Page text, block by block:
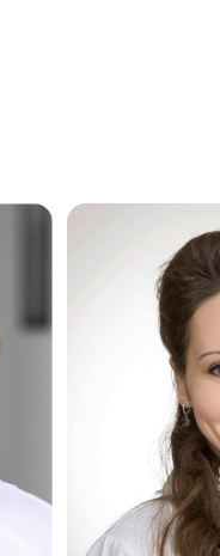
веса,
— нарушение
— снижение
— утомляемость,
абдоминальное